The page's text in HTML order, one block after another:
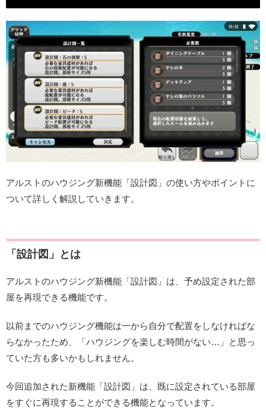
アルストのハウジング新機能「設計図」の使い方やポイントに
ついて詳しく解説していきます。
「設計図」とは
アルストのハウジング新機能「設計図」は、予め設定された部
屋を再現できる機能です。
以前までのハウジング機能は一から自分で配置をしなければな
らなかったため、「ハウジングを楽しむ時間がない…」と思っ
ていた方も多いかもしれません。
今回追加された新機能「設計図」は、既に設定されている部屋
をすぐに再現することができる機能となっています。